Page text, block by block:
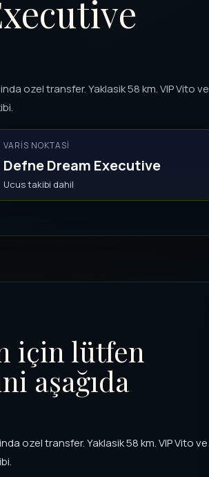
ozel transfer. Yaklasik 58 km. VIP Vito ve
VARIS NOKTASI
Defne Dream Executive
Ucus takibi dahil
için lütfen
aşağıda
ozel transfer. Yaklasik 58 km. VIP Vito ve